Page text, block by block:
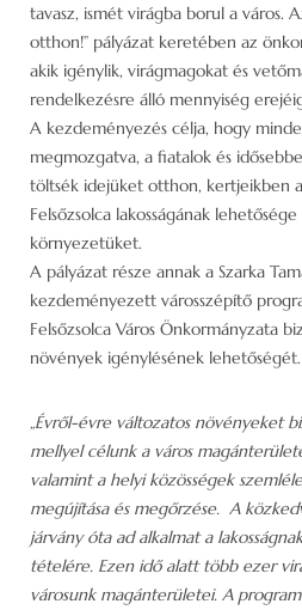
tavasz, ismét virágba borul a város.
otthon!” pályázat keretében az
akik igénylik, virágmagokat és
rendelkezésre álló mennyiség
A kezdeményezés célja, hogy
megmozgatva, a fiatalok és
töltsék idejüket otthon, kertjeikben
Felsőzsolca lakosságának
környezetüket.
A pályázat része annak a Szarka
kezdeményezett városszépítő
Felsőzsolca Város Önkormányzata
növények igénylésének lehetőségét.
„Évről-évre változatos növényeket
mellyel célunk a város
valamint a helyi közösségek
megújítása és megőrzése. A
járvány óta ad alkalmat a
tételére. Ezen idő alatt több ezer
városunk magánterületei. A